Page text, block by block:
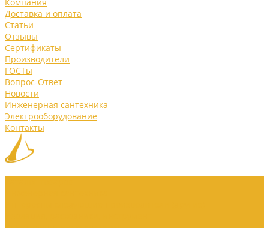
Доставка и оплата
Статьи
Отзывы
Сертификаты
Производители
ГОСТы
Вопрос-Ответ
Новости
Инженерная сантехника
Электрооборудование
Контакты